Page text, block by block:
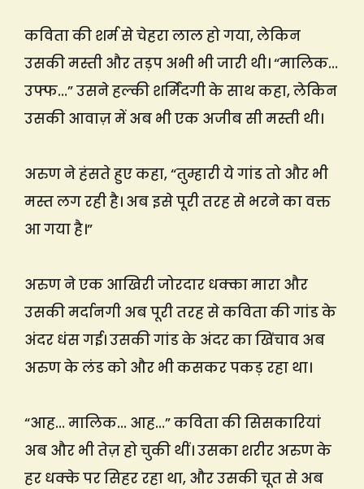
कविता की शर्म से चेहरा लाल हो गया, लेकिन
उसकी मस्ती और तड़प अभी भी जारी थी। “मालिक…
उफ्फ…” उसने हल्की शर्मिंदगी के साथ कहा, लेकिन
उसकी आवाज़ में अब भी एक अजीब सी मस्ती थी।
अरुण ने हंसते हुए कहा, “तुम्हारी ये गांड तो और भी
मस्त लग रही है। अब इसे पूरी तरह से भरने का वक्त
आ गया है।”
अरुण ने एक आखिरी जोरदार धक्का मारा और
उसकी मर्दानगी अब पूरी तरह से कविता की गांड के
अंदर धंस गई। उसकी गांड के अंदर का खिंचाव अब
अरुण के लंड को और भी कसकर पकड़ रहा था।
“आह… मालिक… आह…” कविता की सिसकारियां
अब और भी तेज़ हो चुकी थीं। उसका शरीर अरुण के
हर धक्के पर सिहर रहा था, और उसकी चूत से अब